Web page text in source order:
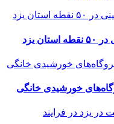
یزد
خورشیدی خانگی